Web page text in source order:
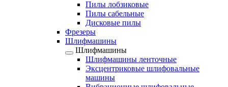
Пилы лобзиковые
Пилы сабельные
Дисковые пилы
Фрезеры
Шлифмашины
Шлифмашины
Шлифмашины ленточные
Эксцентриковые шлифовальные
машины